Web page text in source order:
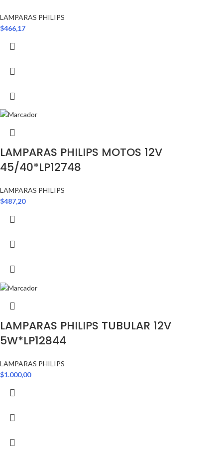
LAMPARAS PHILIPS
$466,17
LAMPARAS PHILIPS MOTOS 12V
45/40*LP12748
LAMPARAS PHILIPS
$487,20
LAMPARAS PHILIPS TUBULAR 12V
5W*LP12844
LAMPARAS PHILIPS
$1.000,00